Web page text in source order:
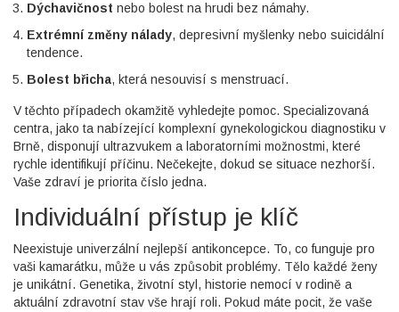
Dýchavičnost nebo bolest na hrudi bez námahy.
Extrémní změny nálady, depresivní myšlenky nebo suicidální
tendence.
Bolest břicha, která nesouvisí s menstruací.
V těchto případech okamžitě vyhledejte pomoc. Specializovaná
centra, jako ta nabízející komplexní gynekologickou diagnostiku v
Brně, disponují ultrazvukem a laboratorními možnostmi, které
rychle identifikují příčinu. Nečekejte, dokud se situace nezhorší.
Vaše zdraví je priorita číslo jedna.
Individuální přístup je klíč
Neexistuje univerzální nejlepší antikoncepce. To, co funguje pro
vaši kamarátku, může u vás způsobit problémy. Tělo každé ženy
je unikátní. Genetika, životní styl, historie nemocí v rodině a
aktuální zdravotní stav vše hrají roli. Pokud máte pocit, že vaše